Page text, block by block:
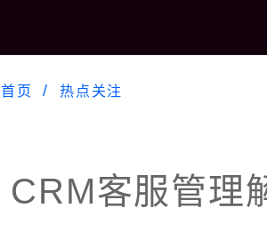
首页 热点关注
CRM客服管理